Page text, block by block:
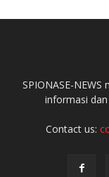
SPIONASE-
informasi
Contact us: